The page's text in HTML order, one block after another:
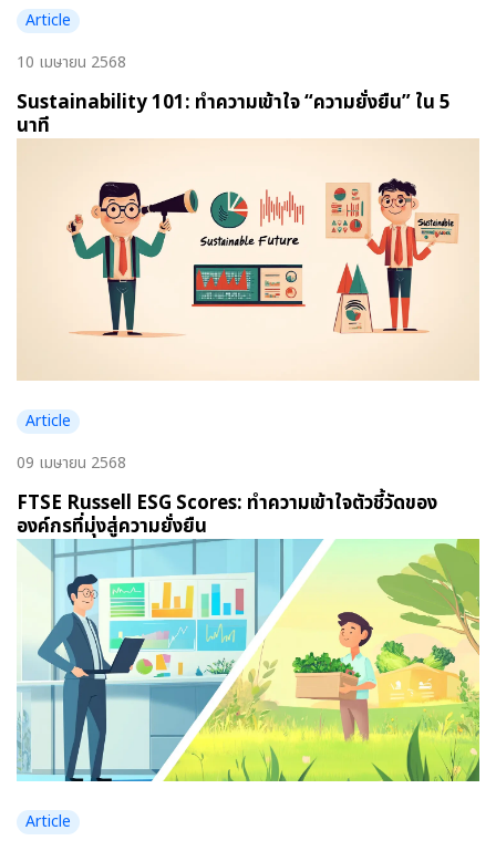
Article
10 เมษายน 2568
Sustainability 101: ทำความเข้าใจ “ความยั่งยืน” ใน 5
นาที
Article
09 เมษายน 2568
FTSE Russell ESG Scores: ทำความเข้าใจตัวชี้วัดของ
องค์กรที่มุ่งสู่ความยั่งยืน
Article